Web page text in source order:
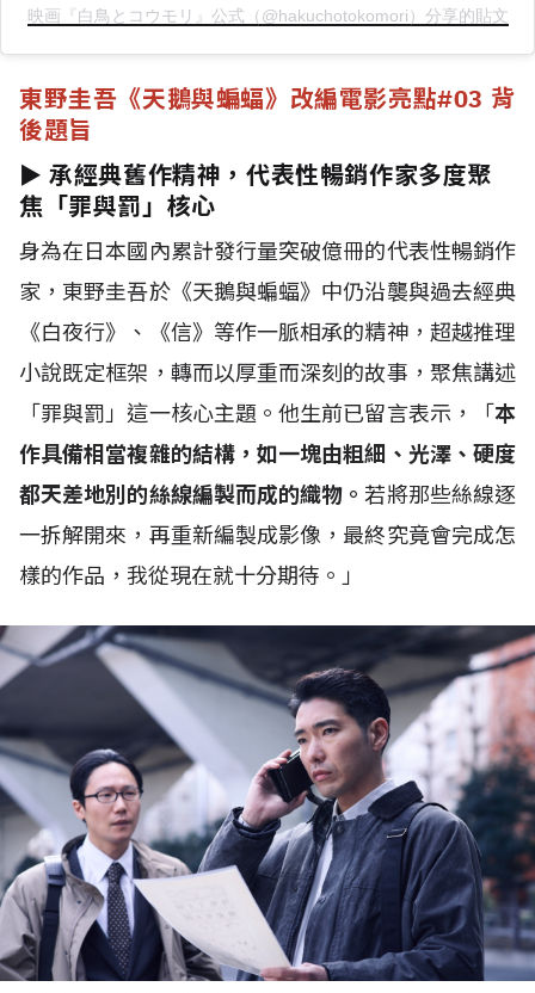
映画『白鳥とコウモリ』公式（@hakuchotokomori）分享的貼文
東野圭吾《天鵝與蝙蝠》改編電影亮點#03 背
後題旨
► 承經典舊作精神，代表性暢銷作家多度聚
焦「罪與罰」核心
身為在日本國內累計發行量突破億冊的代表性暢銷作
家，東野圭吾於《天鵝與蝙蝠》中仍沿襲與過去經典
《白夜行》、《信》等作一脈相承的精神，超越推理
小說既定框架，轉而以厚重而深刻的故事，聚焦講述
「罪與罰」這一核心主題。他生前已留言表示，「本
作具備相當複雜的結構，如一塊由粗細、光澤、硬度
都天差地別的絲線編製而成的織物。 若將那些絲線逐
一拆解開來，再重新編製成影像，最終究竟會完成怎
樣的作品，我從現在就十分期待。」